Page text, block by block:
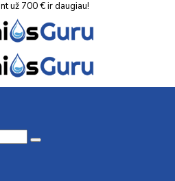
už 700 € ir daugiau!